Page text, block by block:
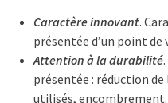
Caractère innovant.
présentée d’un point de
Attention à la durabilité
présentée : réduction
utilisés, encombrement.